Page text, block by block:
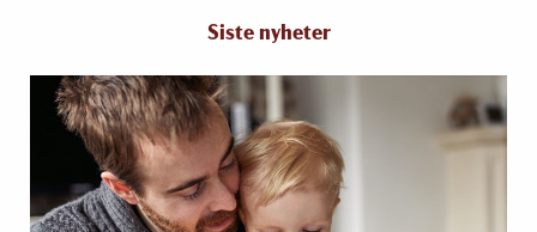
Siste nyheter